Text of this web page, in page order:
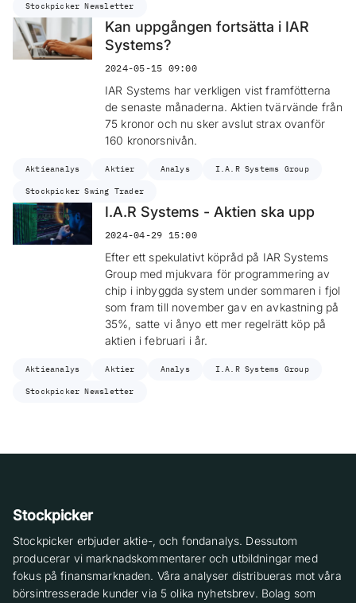
Stockpicker Newsletter
Kan uppgången fortsätta i IAR
Systems?
2024-05-15 09:00
IAR Systems har verkligen vist framfötterna
de senaste månaderna. Aktien tvärvände från
75 kronor och nu sker avslut strax ovanför
160 kronorsnivån.
Aktieanalys Aktier Analys I.A.R Systems Group
Stockpicker Swing Trader
I.A.R Systems - Aktien ska upp
2024-04-29 15:00
Efter ett spekulativt köpråd på IAR Systems
Group med mjukvara för programmering av
chip i inbyggda system under sommaren i fjol
som fram till november gav en avkastning på
35%, satte vi ånyo ett mer regelrätt köp på
aktien i februari i år.
Aktieanalys Aktier Analys I.A.R Systems Group
Stockpicker Newsletter
Stockpicker
Stockpicker erbjuder aktie-, och fondanalys. Dessutom
producerar vi marknadskommentarer och utbildningar med
fokus på finansmarknaden. Våra analyser distribueras mot våra
börsintresserade kunder via 5 olika nyhetsbrev. Bolag som